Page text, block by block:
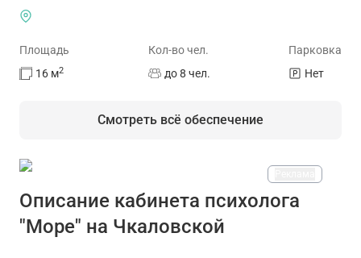
Площадь
16 м2
Кол-во чел.
до 8 чел.
Парковка
Нет
Смотреть всё обеспечение
На площадке есть
Доступ в интернет/Wi-Fi Магнитная маркерная
Описание кабинета психолога
"Море" на Чкаловской